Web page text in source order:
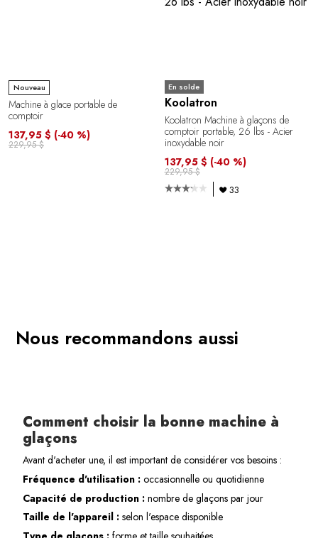
Nouveau
Machine à glace portable de
comptoir
137,95 $ (-40 %)
229,95 $
En solde
Koolatron
Koolatron Machine à glaçons de
comptoir portable, 26 lbs - Acier
inoxydable noir
137,95 $ (-40 %)
229,95 $
33
Nous recommandons aussi
Comment choisir la bonne machine à
glaçons
Avant d'acheter une, il est important de considérer vos besoins :
Fréquence d'utilisation : occasionnelle ou quotidienne
Capacité de production : nombre de glaçons par jour
Taille de l'appareil : selon l'espace disponible